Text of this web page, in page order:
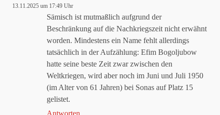
13.11.2025 um 17:49 Uhr
Sämisch ist mutmaßlich aufgrund der
Beschränkung auf die Nachkriegszeit nicht erwähnt
worden. Mindestens ein Name fehlt allerdings
tatsächlich in der Aufzählung: Efim Bogoljubow
hatte seine beste Zeit zwar zwischen den
Weltkriegen, wird aber noch im Juni und Juli 1950
(im Alter von 61 Jahren) bei Sonas auf Platz 15
gelistet.